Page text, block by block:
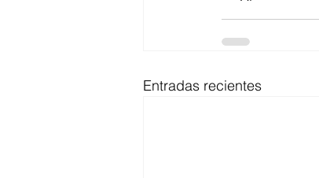
Entradas recientes